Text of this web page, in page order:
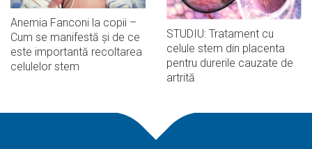
Anemia Fanconi la copii –
Cum se manifestă și de ce
este importantă recoltarea
celulelor stem
STUDIU: Tratament cu
celule stem din placenta
pentru durerile cauzate de
artrită